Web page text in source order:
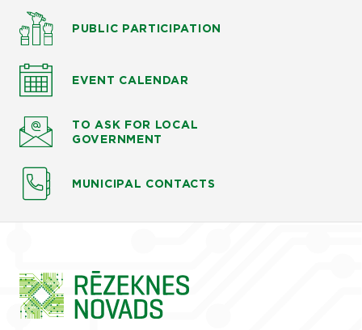
PUBLIC PARTICIPATION
EVENT CALENDAR
TO ASK FOR LOCAL
GOVERNMENT
MUNICIPAL CONTACTS